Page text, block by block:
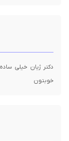
دکتر ژیان خیلی
خوبتون